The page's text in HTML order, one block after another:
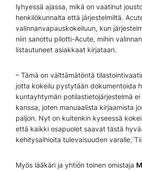
lyhyessä ajassa, mikä on vaatinut
henkilökunnalta että järjestelmiltä.
valinnanvapauskokeiluun, kun
niin sanottu pilotti-Acute, mihin
listautuneet asiakkaat kirjataan.
– Tämä on välttämätöntä
jotta kokeilu pystytään dokumentoida
kuntayhtymän potilastietojärjestelmä
kanssa, joten manuaalista kirjaamista
paljon. Nyt on kuitenkin kyseessä
että kaikki osapuolet saavat tästä
kehitysaihioita tulevaisuuden varalle,
Myös lääkäri ja yhtiön toinen omistaja